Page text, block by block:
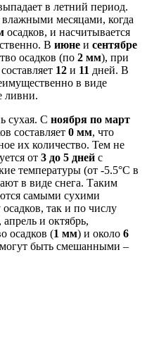
в летний период.
месяцами, когда
осадков, и насчитывается
В июне и сентябре
осадков (по 2 мм), при
12 и 11 дней. В
в виде
ливни.
сухая. С ноября по март
составляет 0 мм, что
их количество. Тем не
от 3 до 5 дней с
температуры (от -5.5°C в
в виде снега. Таким
самыми сухими
так и по числу
и октябрь,
осадков (1 мм) и около 6
быть смешанными –